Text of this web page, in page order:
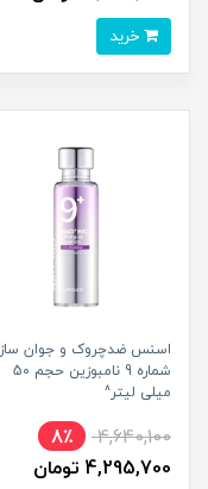
اسنس ضدچروک و جوان ساز
شماره 9 نامبوزین حجم 50
میلی لیتر^
4,640,100
8٪
4,295,700 تومان